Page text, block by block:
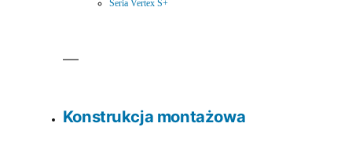
Seria Vertex S+
Konstrukcja montażowa